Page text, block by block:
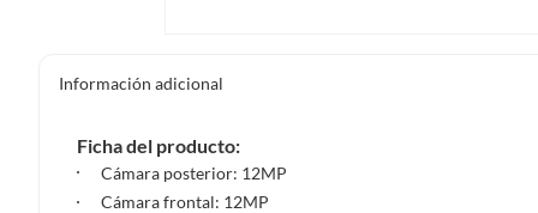
Información adicional
Ficha del producto:
Cámara posterior: 12MP
Cámara frontal: 12MP